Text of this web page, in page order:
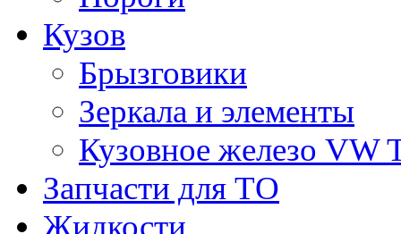
Кузов
Брызговики
Зеркала и элементы
Кузовное железо VW
Запчасти для ТО
Жидкости